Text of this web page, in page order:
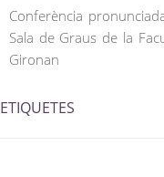
Conferència
Sala de Graus de la
Gironan
ETIQUETES